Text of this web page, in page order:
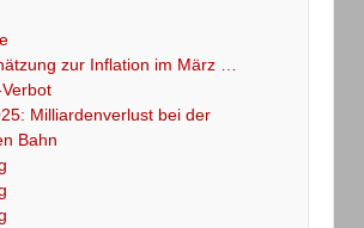
zur Inflation im März …
Milliardenverlust bei der
Bahn